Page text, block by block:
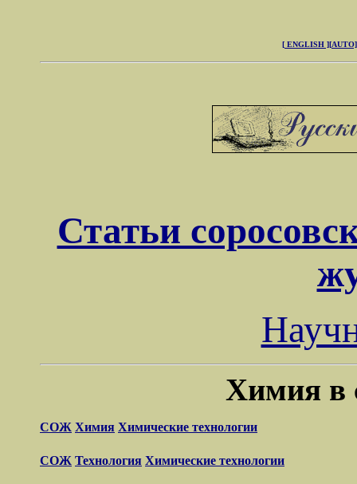
[ ENGLISH ][AUTO]
Статьи
Химия в
СОЖ Химия Химические технологии
СОЖ Технология Химические технологии